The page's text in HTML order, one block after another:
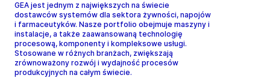
GEA jest jednym z największych na świecie
dostawców systemów dla sektora żywności, napojów
i farmaceutyków. Nasze portfolio obejmuje maszyny i
instalacje, a także zaawansowaną technologię
procesową, komponenty i kompleksowe usługi.
Stosowane w różnych branżach, zwiększają
zrównoważony rozwój i wydajność procesów
produkcyjnych na całym świecie.